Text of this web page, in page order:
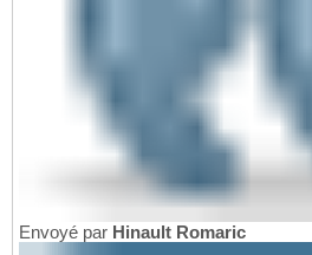
Envoyé par Hinault Romaric